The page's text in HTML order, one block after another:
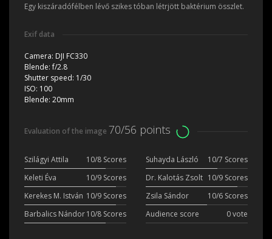
Egy kiszáradófélben lévő szikes tóban létrjött baktérium összlet.
Exif data
Camera: DJI FC330
Blende:f/2.8
Shutter speed: 1/30
ISO: 100
Blende: 20mm
Evaluation of the image 70/56 points
Szilágyi Attila 10/8 Scores Suhayda László
10/7 Scores
Keleti Éva
10/9 Scores Dr. Kalotás Zsolt 10/9 Scores
Kerekes M. István 10/9 Scores Zsila Sándor
10/6 Scores
Barbalics Nándor10/8 Scores Audience score 0 vote